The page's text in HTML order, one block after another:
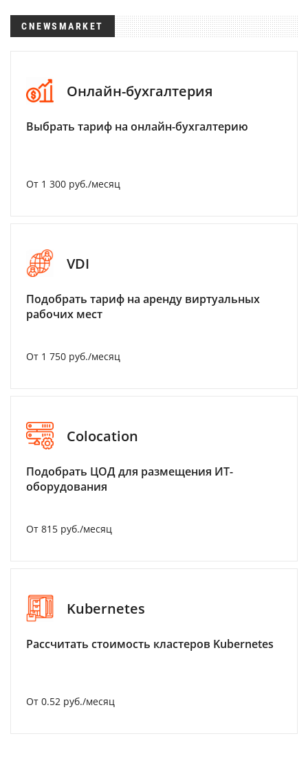
CNEWSMARKET
Онлайн-бухгалтерия
Выбрать тариф на онлайн-бухгалтерию
От 1 300 руб./месяц
VDI
Подобрать тариф на аренду виртуальных
рабочих мест
От 1 750 руб./месяц
Colocation
Подобрать ЦОД для размещения ИТ-
оборудования
От 815 руб./месяц
Kubernetes
Рассчитать стоимость кластеров Kubernetes
От 0.52 руб./месяц